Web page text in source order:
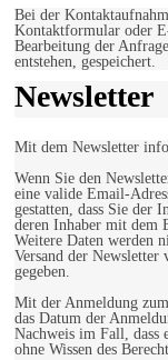
Bei der
Kontaktformular oder
Bearbeitung der
entstehen, gespeichert.
Newsletter
Mit dem Newsletter
Wenn Sie den
eine valide Email-
gestatten, dass Sie der
deren Inhaber mit dem
Weitere Daten werden
Versand der
gegeben.
Mit der Anmeldung
das Datum der
Nachweis im Fall, dass
ohne Wissen des